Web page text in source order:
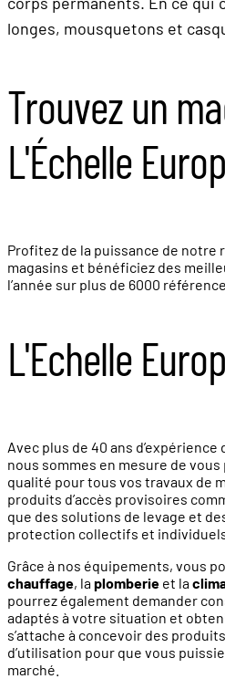
longes, mousquetons et
Trouvez un
L'Échelle
Profitez de la puissance de notre
magasins et bénéficiez des
l’année sur plus de 6000
L'Echelle
Avec plus de 40 ans
nous sommes en mesure de
qualité pour tous vos travaux de
produits d’accès provisoires
que des solutions de levage et
protection collectifs et
Grâce à nos équipements, vous
chauffage, laplomberie et la
pourrez également demander
adaptés à votre situation et
s’attache à concevoir des
d’utilisation pour que vous
marché.